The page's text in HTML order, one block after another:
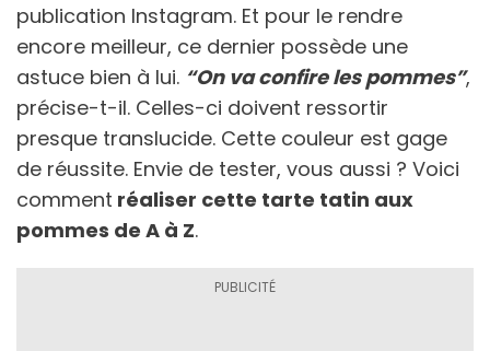
publication Instagram. Et pour le rendre
encore meilleur, ce dernier possède une
astuce bien à lui. “On va confire les pommes”,
précise-t-il. Celles-ci doivent ressortir
presque translucide. Cette couleur est gage
de réussite. Envie de tester, vous aussi ? Voici
comment réaliser cette tarte tatin aux
pommes de A à Z.